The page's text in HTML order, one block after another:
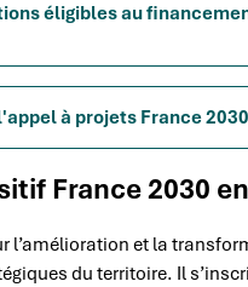
éligibles au
à projets France
France 2030
l’amélioration et la
du territoire. Il